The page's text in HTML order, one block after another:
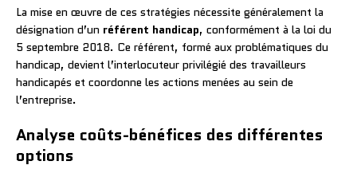
La mise en œuvre de ces stratégies nécessite généralement la
désignation d’un référent handicap, conformément à la loi du
5 septembre 2018. Ce référent, formé aux problématiques du
handicap, devient l’interlocuteur privilégié des travailleurs
handicapés et coordonne les actions menées au sein de
l’entreprise.
Analyse coûts-bénéfices des différentes
options